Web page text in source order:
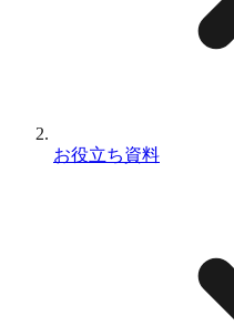
お役立ち資料